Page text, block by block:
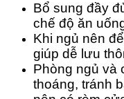
Bổ sung đầy
chế độ ăn
Khi ngủ nên
giúp dễ lưu
Phòng ngủ và
thoáng, tránh